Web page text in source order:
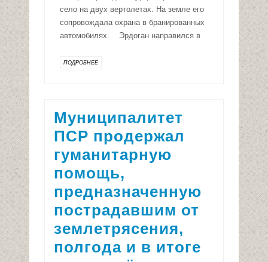
село на двух вертолетах. На земле его
сопровождала охрана в бранированных
автомобилях. Эрдоган направился в
ПОДРОБНЕЕ
Муниципалитет
ПСР продержал
гуманитарную
помощь,
предназначенную
пострадавшим от
землетрясения,
полгода и в итоге